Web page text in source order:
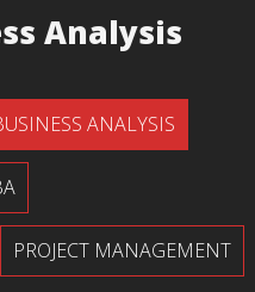
Analysis
ANALYSIS
PROJECT MANAGEMENT